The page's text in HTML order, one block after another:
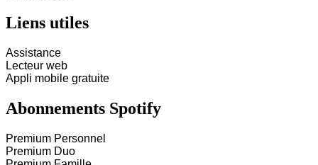
Liens utiles
Assistance
Lecteur web
Appli mobile gratuite
Abonnements Spotify
Premium Personnel
Premium Duo